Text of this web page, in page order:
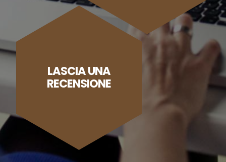
LASCIA UNA
RECENSIONE